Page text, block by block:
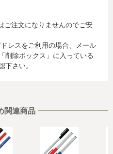
、インターネット利用環境
ド発行会社が外国にある場
会社が所属する国に移転され
、お客様から収集した情報か
社及び当該会社が所在する国
め、以下の個人情報保護措置
措置
ホームページ
各国における個人情報保護
載されています。
者または後見人の承諾を得た
ご注文になりませんのでご安
レスをご利用の場合、メール
削除ボックス」に入っている
下さい。
関連商品